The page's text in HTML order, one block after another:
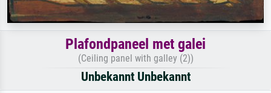
Plafondpaneel met galei
(Ceiling panel with galley (2))
Unbekannt Unbekannt